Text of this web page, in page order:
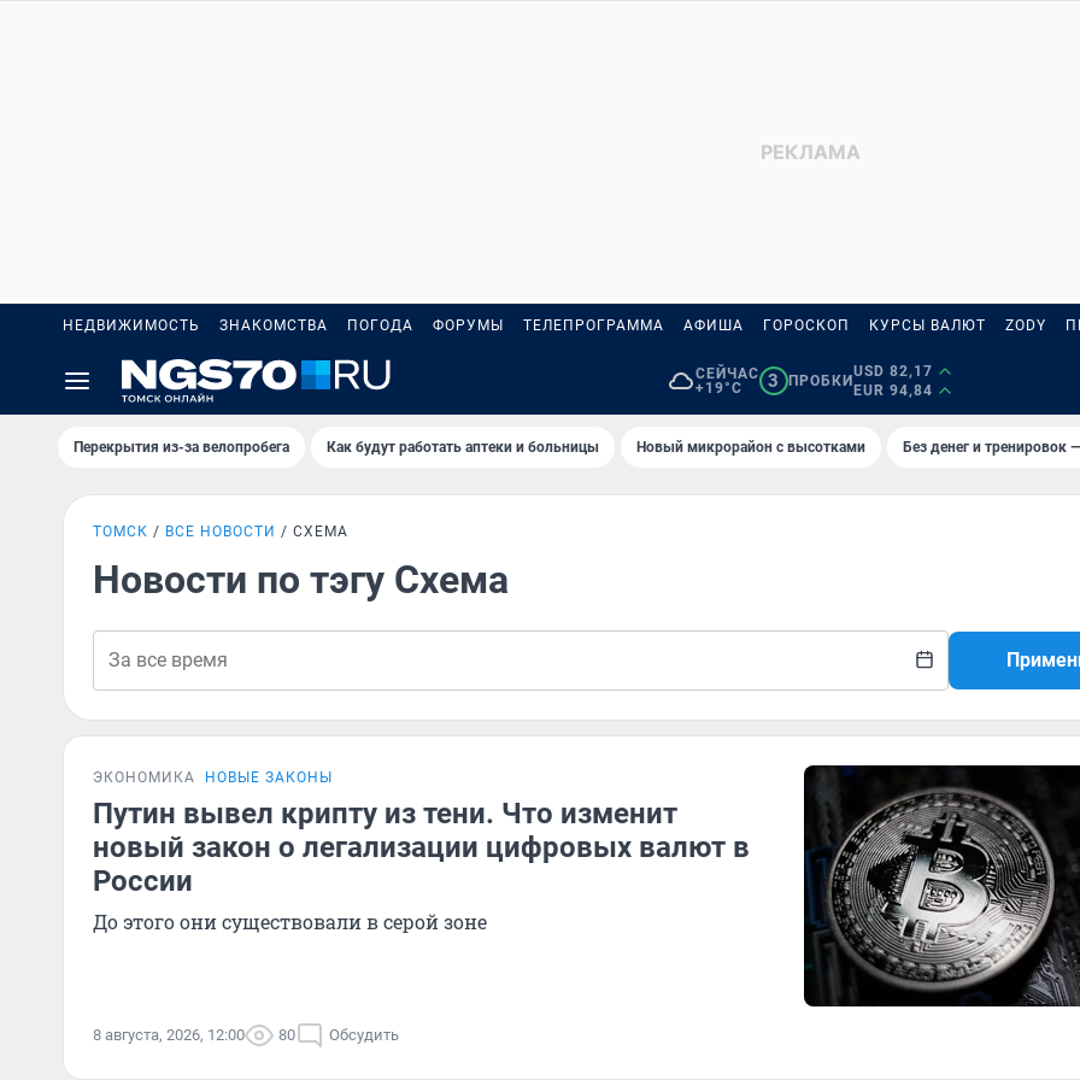
НЕДВИЖИМОСТЬ ЗНАКОМСТВА ПОГОДА ФОРУМЫ ТЕЛЕПРОГРАММА АФИША ГОРОСКОП КУРСЫ ВАЛЮТ ZODY
СЕЙЧАС
+19°C
3 ПРОБКИ
USD 82,17
EUR 94,84
Перекрытия из-за велопробега Как будут работать аптеки и больницы Новый микрорайон с высотками Без денег и тренировок
ТОМСК ВСЕ НОВОСТИ СХЕМА
Новости по тэгу Схема
ЭКОНОМИКА НОВЫЕ ЗАКОНЫ
Путин вывел крипту из тени. Что изменит
новый закон о легализации цифровых валют в
России
До этого они существовали в серой зоне
8 августа, 2026, 12:00 80 Обсудить